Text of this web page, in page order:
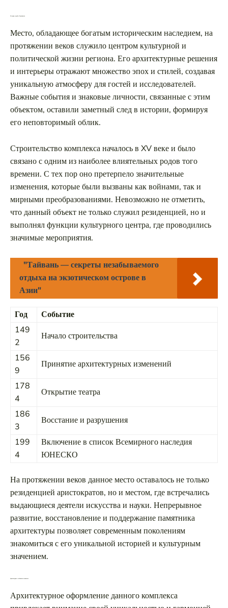
История усадьбы Радзивиллов
Место, обладающее богатым историческим наследием, на
протяжении веков служило центром культурной и
политической жизни региона. Его архитектурные решения
и интерьеры отражают множество эпох и стилей, создавая
уникальную атмосферу для гостей и исследователей.
Важные события и знаковые личности, связанные с этим
объектом, оставили заметный след в истории, формируя
его неповторимый облик.
Строительство комплекса началось в XV веке и было
связано с одним из наиболее влиятельных родов того
времени. С тех пор оно претерпело значительные
изменения, которые были вызваны как войнами, так и
мирными преобразованиями. Невозможно не отметить,
что данный объект не только служил резиденцией, но и
выполнял функции культурного центра, где проводились
значимые мероприятия.
"Тайвань — секреты незабываемого
отдыха на экзотическом острове в
Азии"
Год
Событие
149
2
Начало строительства
156
9
Принятие архитектурных изменений
178
4
Открытие театра
186
3
Восстание и разрушения
199
4
Включение в список Всемирного наследия
ЮНЕСКО
На протяжении веков данное место оставалось не только
резиденцией аристократов, но и местом, где встречались
выдающиеся деятели искусства и науки. Непрерывное
развитие, восстановление и поддержание памятника
архитектуры позволяет современным поколениям
знакомиться с его уникальной историей и культурным
значением.
Архитектурные особенности комплекса
Архитектурное оформление данного комплекса